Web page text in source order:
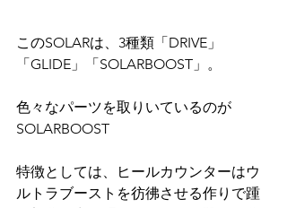
このSOLARは、3種類「DRIVE」
「GLIDE」「SOLARBOOST」。
色々なパーツを取りいているのが
SOLARBOOST
特徴としては、ヒールカウンターはウ
ルトラブーストを彷彿させる作りで踵